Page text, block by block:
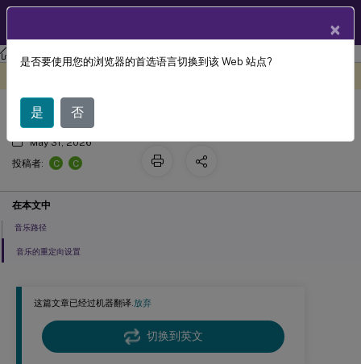
Citrix Virtual Apps and Desktops 7 2402 LTSR 参考
这篇文章已经过机器翻译.放弃
切换到英文
音乐策略设置
May 31, 2026
投稿者:
C C
在本文中
音乐路径
音乐的重定向设置
×
是否要使用您的浏览器的首选语言切换到该 Web 站点?
是 否